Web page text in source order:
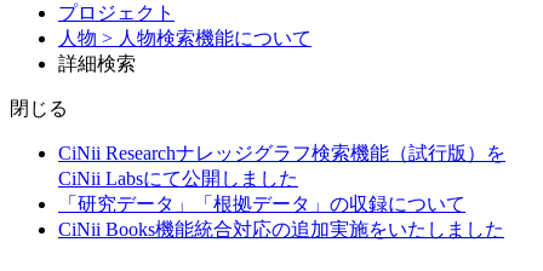
プロジェクト
人物 > 人物検索機能について
詳細検索
閉じる
CiNii Researchナレッジグラフ検索機能（試行版）を
CiNii Labsにて公開しました
「研究データ」「根拠データ」の収録について
CiNii Books機能統合対応の追加実施をいたしました